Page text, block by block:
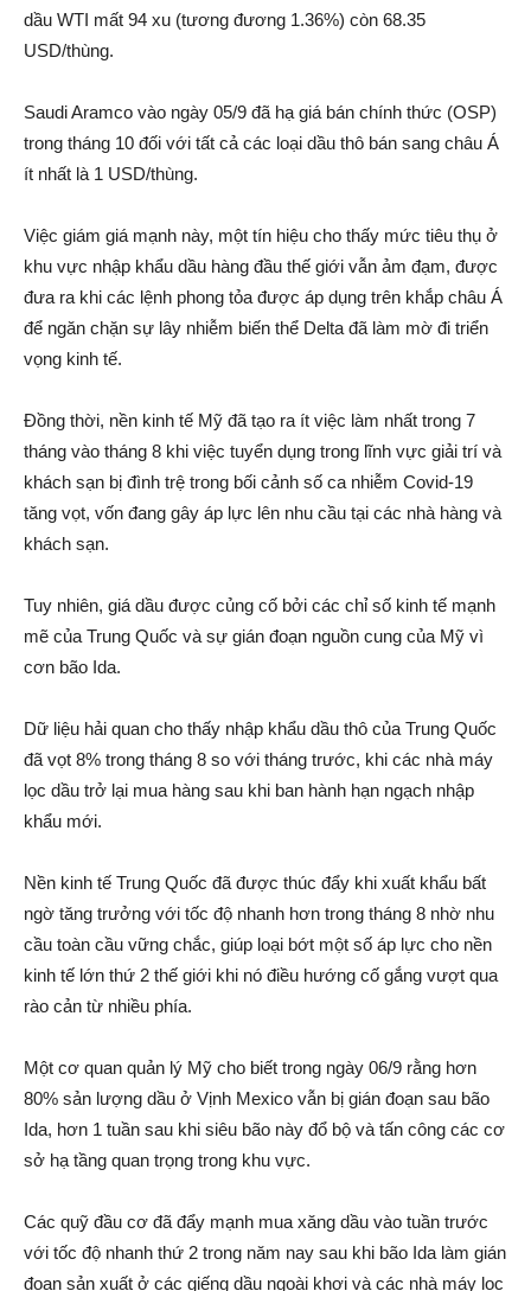
dầu WTI mất 94 xu (tương đương 1.36%) còn 68.35
USD/thùng.
Saudi Aramco vào ngày 05/9 đã hạ giá bán chính thức (OSP)
trong tháng 10 đối với tất cả các loại dầu thô bán sang châu Á
ít nhất là 1 USD/thùng.
Việc giám giá mạnh này, một tín hiệu cho thấy mức tiêu thụ ở
khu vực nhập khẩu dầu hàng đầu thế giới vẫn ảm đạm, được
đưa ra khi các lệnh phong tỏa được áp dụng trên khắp châu Á
để ngăn chặn sự lây nhiễm biến thể Delta đã làm mờ đi triển
vọng kinh tế.
Đồng thời, nền kinh tế Mỹ đã tạo ra ít việc làm nhất trong 7
tháng vào tháng 8 khi việc tuyển dụng trong lĩnh vực giải trí và
khách sạn bị đình trệ trong bối cảnh số ca nhiễm Covid-19
tăng vọt, vốn đang gây áp lực lên nhu cầu tại các nhà hàng và
khách sạn.
Tuy nhiên, giá dầu được củng cố bởi các chỉ số kinh tế mạnh
mẽ của Trung Quốc và sự gián đoạn nguồn cung của Mỹ vì
cơn bão Ida.
Dữ liệu hải quan cho thấy nhập khẩu dầu thô của Trung Quốc
đã vọt 8% trong tháng 8 so với tháng trước, khi các nhà máy
lọc dầu trở lại mua hàng sau khi ban hành hạn ngạch nhập
khẩu mới.
Nền kinh tế Trung Quốc đã được thúc đẩy khi xuất khẩu bất
ngờ tăng trưởng với tốc độ nhanh hơn trong tháng 8 nhờ nhu
cầu toàn cầu vững chắc, giúp loại bớt một số áp lực cho nền
kinh tế lớn thứ 2 thế giới khi nó điều hướng cố gắng vượt qua
rào cản từ nhiều phía.
Một cơ quan quản lý Mỹ cho biết trong ngày 06/9 rằng hơn
80% sản lượng dầu ở Vịnh Mexico vẫn bị gián đoạn sau bão
Ida, hơn 1 tuần sau khi siêu bão này đổ bộ và tấn công các cơ
sở hạ tầng quan trọng trong khu vực.
Các quỹ đầu cơ đã đẩy mạnh mua xăng dầu vào tuần trước
với tốc độ nhanh thứ 2 trong năm nay sau khi bão Ida làm gián
đoạn sản xuất ở các giếng dầu ngoài khơi và các nhà máy lọc